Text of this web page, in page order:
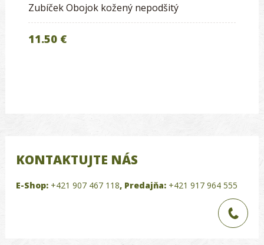
Zubíček Obojok kožený nepodšitý
11.50 €
KONTAKTUJTE NÁS
E-Shop: +421 907 467 118, Predajňa: +421 917 964 555